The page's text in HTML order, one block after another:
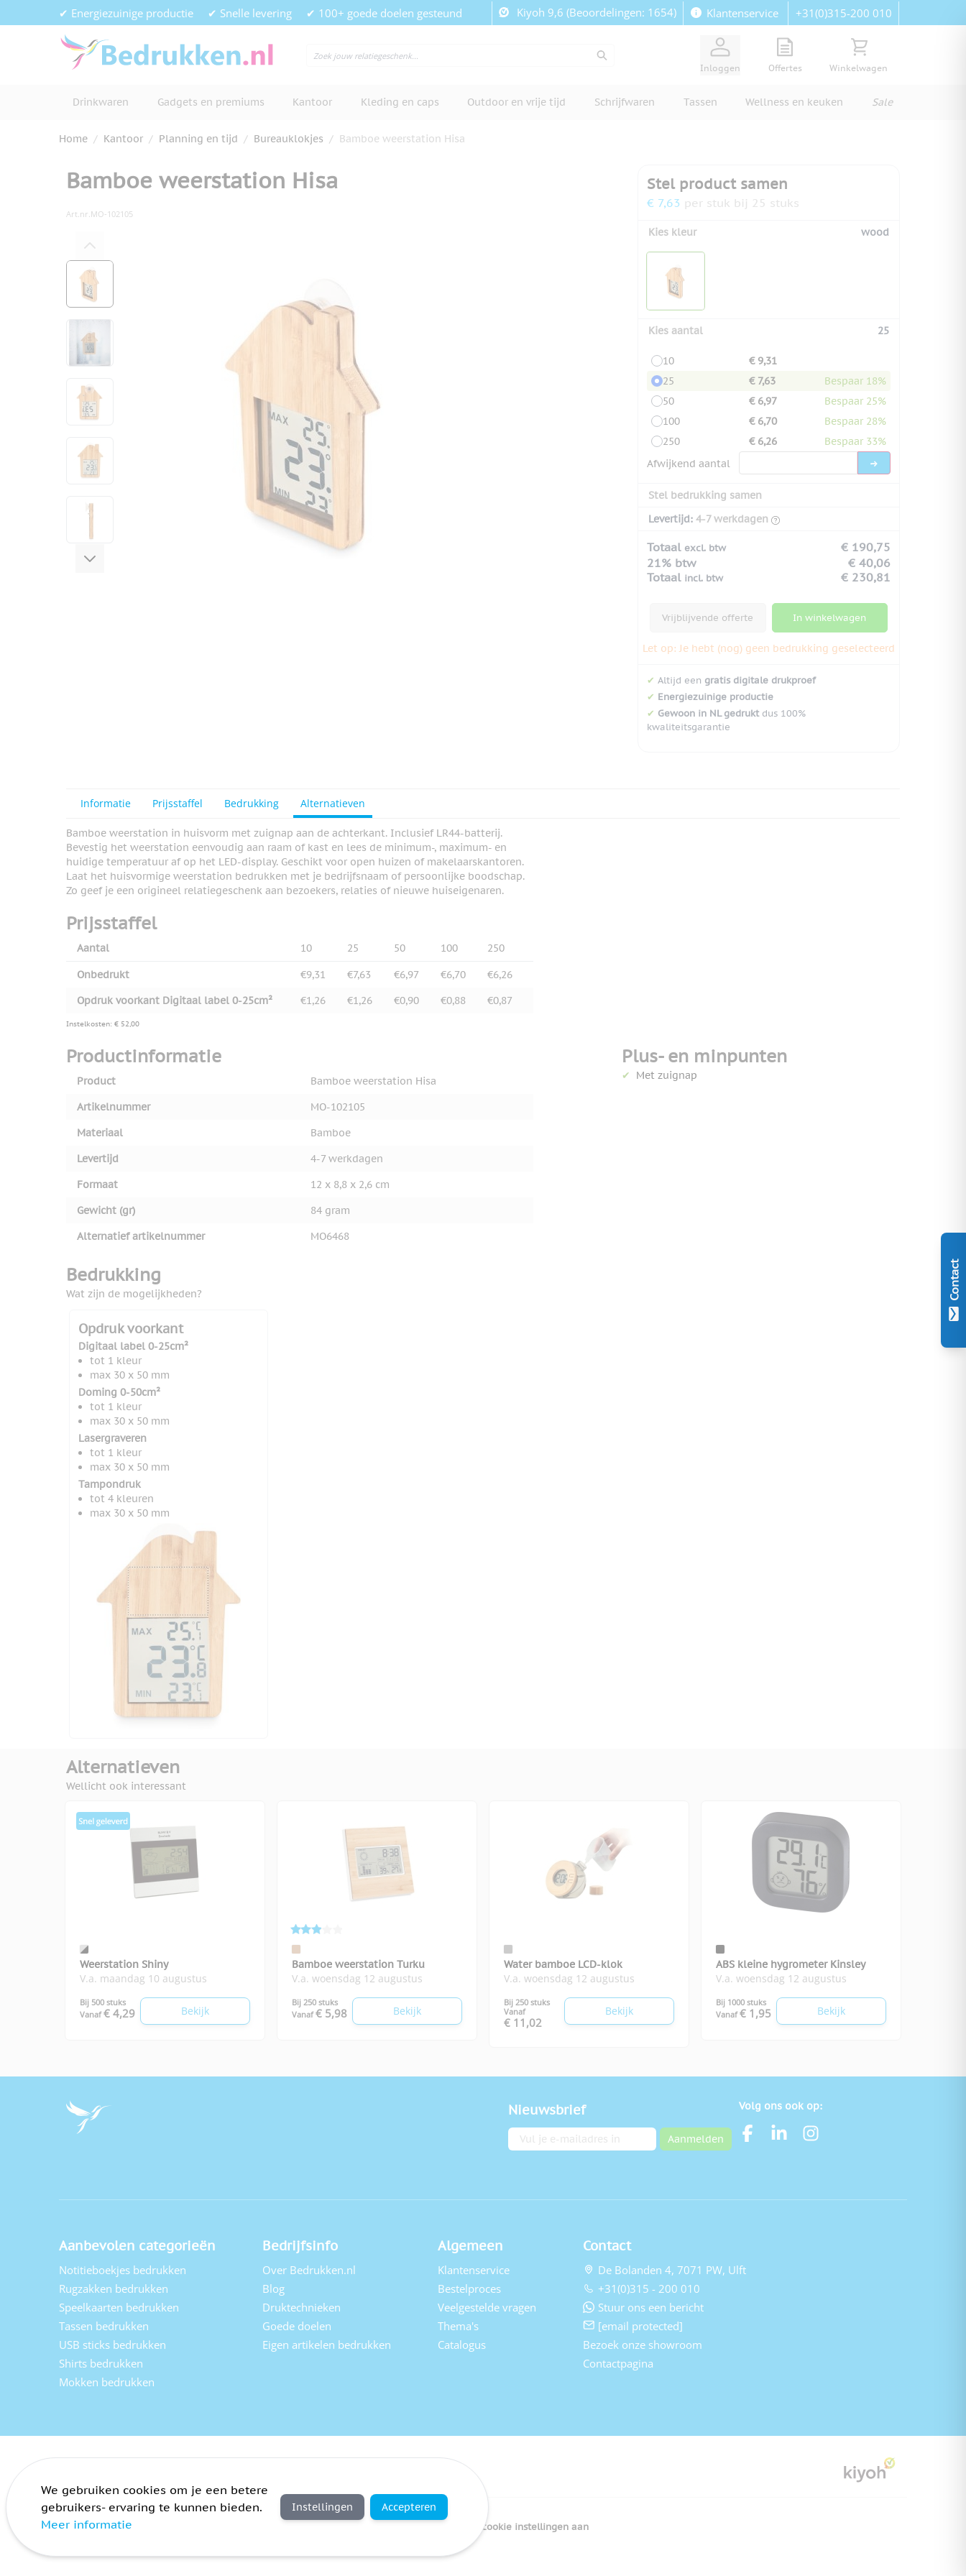
Contact
Ga naar de inhoud✔ Energiezuinige productie ✔ Snelle levering ✔ 100+ goede doelen gesteund Kiyoh 9,6 (Beoordelingen: 1654) Klantenservice +31(0)315-200 010
Inloggen
View quote, Quote is empty
Offertes
Bekijk winkelwagen,
Winkelwagen
Drinkwaren Gadgets en premiums Kantoor Kleding en caps Outdoor en vrije tijd Schrijfwaren Tassen Wellness en keuken Sale
Home / Kantoor / Planning en tijd / Bureauklokjes / Bamboe weerstation Hisa
Bamboe weerstation Hisa
Art.nr.MO-102105
View larger image
View larger image
View larger image
View larger image
View larger image
Stel product samen
€ 7,63 per stuk bij 25 stuks
Kies kleur wood
Kies aantal 25
10
€ 9,31
25
€ 7,63
Bespaar 18%
50
€ 6,97
Bespaar 25%
100
€ 6,70
Bespaar 28%
250
€ 6,26
Bespaar 33%
Afwijkend aantal
Stel bedrukking samen
Levertijd: 4-7 werkdagen
Totaal excl. btw
€ 190,75
21% btw
€ 40,06
Totaal incl. btw € 230,81
Vrijblijvende offerte In winkelwagen
Let op: Je hebt (nog) geen bedrukking geselecteerd
✔ Altijd een gratis digitale drukproef
✔ Energiezuinige productie
✔ Gewoon in NL gedruktdus 100%
kwaliteitsgarantie
Informatie Prijsstaffel Bedrukking Alternatieven
Bamboe weerstation in huisvorm met zuignap aan de achterkant. Inclusief LR44-batterij.
Bevestig het weerstation eenvoudig aan raam of kast en lees de minimum-, maximum- en
huidige temperatuur af op het LED-display. Geschikt voor open huizen of makelaarskantoren.
Laat het huisvormige weerstation bedrukken met je bedrijfsnaam of persoonlijke boodschap.
Zo geef je een origineel relatiegeschenk aan bezoekers, relaties of nieuwe huiseigenaren.
Prijsstaffel
Aantal 10 25 50 100 250
Onbedrukt €9,31 €7,63 €6,97 €6,70
€6,26
Opdruk voorkant Digitaal label 0-25cm²
€1,26 €1,26 €0,90 €0,88 €0,87
Instelkosten: € 52,00
Productinformatie
Product
Bamboe weerstation Hisa
Artikelnummer
MO-102105
Materiaal
Bamboe
Levertijd
4-7 werkdagen
Formaat
12 x 8,8 x 2,6 cm
Gewicht (gr)
84 gram
Alternatief artikelnummer
MO6468
Plus- en minpunten
Met zuignap
Bedrukking
Wat zijn de mogelijkheden?
Opdruk voorkant
Digitaal label 0-25cm²
tot 1 kleur
max 30 x 50 mm
Doming 0-50cm²
tot 1 kleur
max 30 x 50 mm
Lasergraveren
tot 1 kleur
max 30 x 50 mm
Tampondruk
tot 4 kleuren
max 30 x 50 mm
Alternatieven
Wellicht ook interessant
Weerstation Shiny
V.a. maandag 10 augustus
Bij 500 stuks
Vanaf € 4,29 Bekijk
Bamboe weerstation Turku
V.a. woensdag 12 augustus
Bij 250 stuks
Vanaf € 5,98 Bekijk
Water bamboe LCD-klok
V.a. woensdag 12 augustus
Bij 250 stuks
Vanaf
€ 11,02
Bekijk
ABS kleine hygrometer Kinsley
V.a. woensdag 12 augustus
Bij 1000 stuks
Vanaf € 1,95 Bekijk
Nieuwsbrief
E-mailadres Aanmelden
Volg ons ook op:
Aanbevolen categorieën
Notitieboekjes bedrukken
Rugzakken bedrukken
Speelkaarten bedrukken
Tassen bedrukken
USB sticks bedrukken
Shirts bedrukken
Mokken bedrukken
Bedrijfsinfo
Over Bedrukken.nl
Blog
Druktechnieken
Goede doelen
Eigen artikelen bedrukken
Algemeen
Klantenservice
Bestelproces
Veelgestelde vragen
Thema's
Catalogus
Contact
De Bolanden 4, 7071 PW, Ulft
+31(0)315 - 200 010
Stuur ons een bericht
[email protected]
Bezoek onze showroom
Contactpagina
Algemene voorwaarden Pas cookie instellingen aan
We gebruiken cookies om je een betere
gebruikers- ervaring te kunnen bieden.
Meer informatie
Instellingen Accepteren